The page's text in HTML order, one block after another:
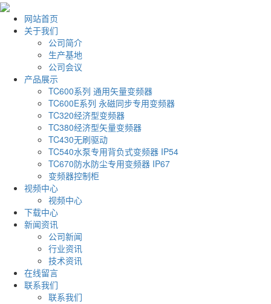
网站首页
关于我们
公司简介
生产基地
公司会议
产品展示
TC600系列 通用矢量变频器
TC600E系列 永磁同步专用变频器
TC320经济型变频器
TC380经济型矢量变频器
TC430无刷驱动
TC540水泵专用背负式变频器 IP54
TC670防水防尘专用变频器 IP67
变频器控制柜
视频中心
视频中心
下载中心
新闻资讯
公司新闻
行业资讯
技术资讯
在线留言
联系我们
联系我们